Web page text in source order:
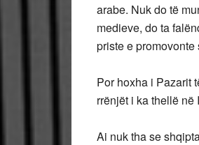
arabe. Nuk do të
medieve, do ta
priste e promovonte
Por hoxha i Pazarit
rrënjët i ka thellë në
Ai nuk tha se